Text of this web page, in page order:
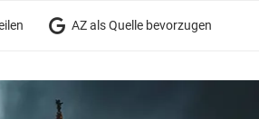
AZ als Quelle bevorzugen